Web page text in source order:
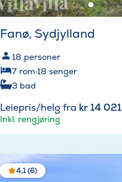
Fanø, Sydjylland
18 personer
7 rom·18 senger
3 bad
Leiepris/helg fra kr 14 021
Inkl. rengjøring
4,1 (6)